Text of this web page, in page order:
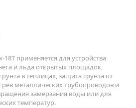
применяется для устройства
и льда открытых площадок,
в теплицах, защита грунта от
металлических трубопроводов и
замерзания воды или для
температур.